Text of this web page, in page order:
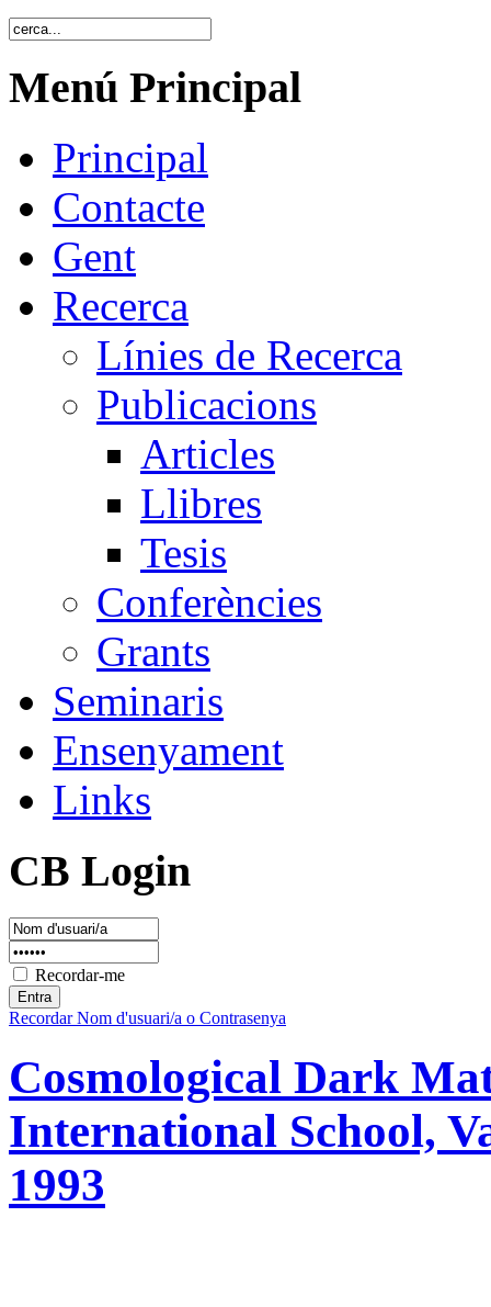
Menú Principal
Principal
Contacte
Gent
Recerca
Línies de Recerca
Publicacions
Articles
Llibres
Tesis
Conferències
Grants
Seminaris
Ensenyament
Links
CB Login
Recordar-me
Recordar Nom d'usuari/a o Contrasenya
Cosmological Dark
International School,
1993